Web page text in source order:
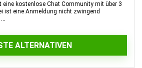
eine kostenlose Chat Community mit über 3
ist eine Anmeldung nicht zwingend
ALTERNATIVEN